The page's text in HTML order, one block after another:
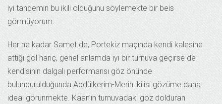
iyi tandemin bu ikili olduğunu söylemekte bir beis
görmüyorum.
Her ne kadar Samet de, Portekiz maçında kendi kalesine
attığı gol hariç, genel anlamda iyi bir turnuva geçirse de
kendisinin dalgalı performansı göz önünde
bulundurulduğunda Abdülkerim-Merih ikilisi gözüme daha
ideal görünmekte. Kaan’ın turnuvadaki göz dolduran